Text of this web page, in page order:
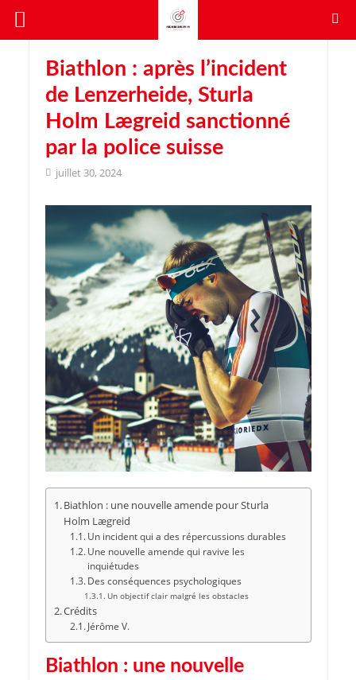
Biathlon : après l’incident
de Lenzerheide, Sturla
Holm Lægreid sanctionné
par la police suisse
juillet 30, 2024
Biathlon : une nouvelle amende pour Sturla
Holm Lægreid
Un incident qui a des répercussions durables
Une nouvelle amende qui ravive les
inquiétudes
Des conséquences psychologiques
Un objectif clair malgré les obstacles
Crédits
Jérôme V.
Biathlon : une nouvelle